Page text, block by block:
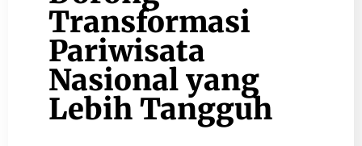
Transformasi
Pariwisata
Nasional yang
Lebih Tangguh